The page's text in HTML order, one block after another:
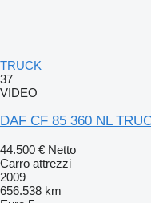
TRUCK
37
VIDEO
DAF CF 85 360 NL
44.500 € Netto
Carro attrezzi
2009
656.538 km